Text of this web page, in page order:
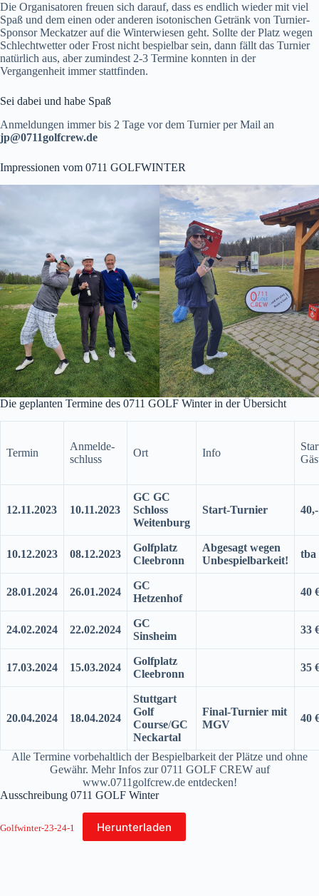
Die Organisatoren freuen sich darauf, dass es endlich wieder mit viel
Spaß und dem einen oder anderen isotonischen Getränk von Turnier-
Sponsor Meckatzer auf die Winterwiesen geht. Sollte der Platz wegen
Schlechtwetter oder Frost nicht bespielbar sein, dann fällt das Turnier
natürlich aus, aber zumindest 2-3 Termine konnten in der
Vergangenheit immer stattfinden.
Sei dabei und habe Spaß
Anmeldungen immer bis 2 Tage vor dem Turnier per Mail an
jp@0711golfcrew.de
Impressionen vom 0711 GOLFWINTER
Die geplanten Termine des 0711 GOLF Winter in der Übersicht
Termin
Anmelde-
schluss
Ort Info
12.11.2023 10.11.2023
GC GC
Schloss
Weitenburg
Start-Turnier
10.12.2023 08.12.2023
Golfplatz
Cleebronn
Abgesagt wegen
Unbespielbarkeit!
tba
28.01.2024 26.01.2024
GC
Hetzenhof
40
24.02.2024 22.02.2024
GC
Sinsheim
33
17.03.2024 15.03.2024
Golfplatz
Cleebronn
35
20.04.2024 18.04.2024
Stuttgart
Golf
Course/GC
Neckartal
Final-Turnier mit
MGV
40
Alle Termine vorbehaltlich der Bespielbarkeit der Plätze und ohne
Gewähr. Mehr Infos zur 0711 GOLF CREW auf
www.0711golfcrew.de entdecken!
Ausschreibung 0711 GOLF Winter
Golfwinter-23-24-1 Herunterladen